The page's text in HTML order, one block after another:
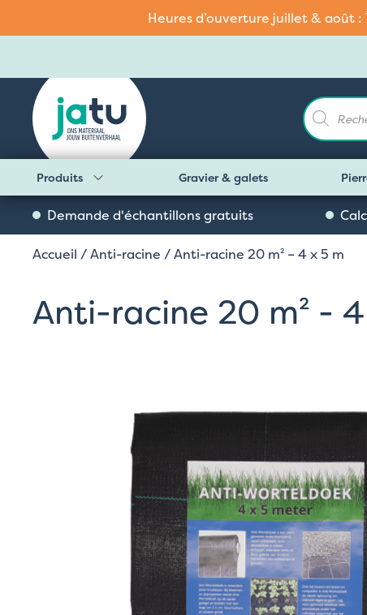
Heures d’ouverture juillet & août
de
produits
Produits Gravier & galets
Demande d'échantillons gratuits
Accueil /Anti-racine / Anti-racine 20 m² – 4 x 5 m
Anti-racine 20 m² -